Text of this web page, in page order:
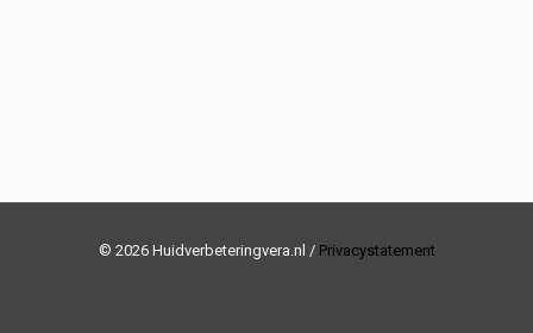
© 2026 Huidverbeteringvera.nl / Privacystatement